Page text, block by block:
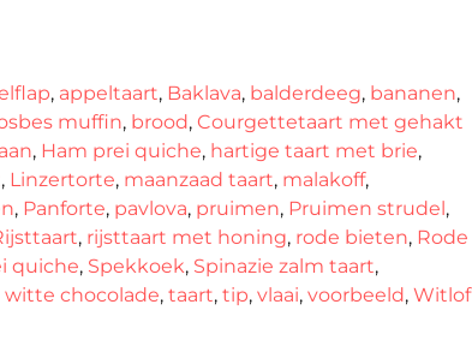
, appeltaart, Baklava, balderdeeg, bananen,
muffin, brood, Courgettetaart met gehakt
, Ham prei quiche, hartige taart met brie,
, Linzertorte, maanzaad taart, malakoff,
, Panforte, pavlova, pruimen, Pruimen strudel,
, rijsttaart met honing, rode bieten, Rode
quiche, Spekkoek, Spinazie zalm taart,
chocolade, taart, tip, vlaai, voorbeeld, Witlof